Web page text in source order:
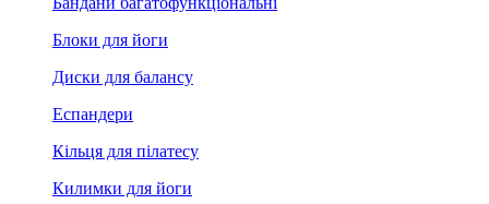
Блоки для йоги
Диски для балансу
Еспандери
Кільця для пілатесу
Килимки для йоги